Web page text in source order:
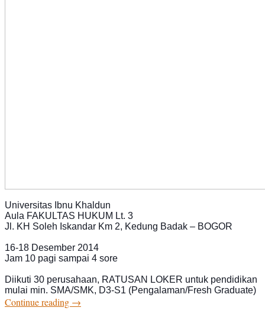
Universitas Ibnu Khaldun
Aula FAKULTAS HUKUM Lt. 3
Jl. KH Soleh Iskandar Km 2, Kedung Badak – BOGOR
16-18 Desember 2014
Jam 10 pagi sampai 4 sore
Diikuti 30 perusahaan, RATUSAN LOKER untuk pendidikan
mulai min. SMA/SMK, D3-S1 (Pengalaman/Fresh Graduate)
Continue reading →